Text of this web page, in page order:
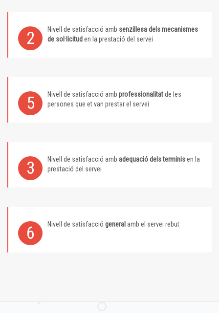
2 Nivell de satisfacció amb senzillesa dels mecanismes
de sol·licitud en la prestació del servei
5 Nivell de satisfacció amb professionalitatde les
persones que et van prestar el servei
3 Nivell de satisfacció amb adequació dels terminisen la
prestació del servei
6 Nivell de satisfacció general amb el servei rebut